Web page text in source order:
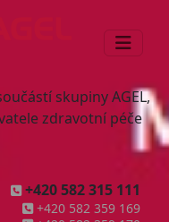
skupiny AGEL,
zdravotní péče
+420 582 315 111
+420 582 359 169